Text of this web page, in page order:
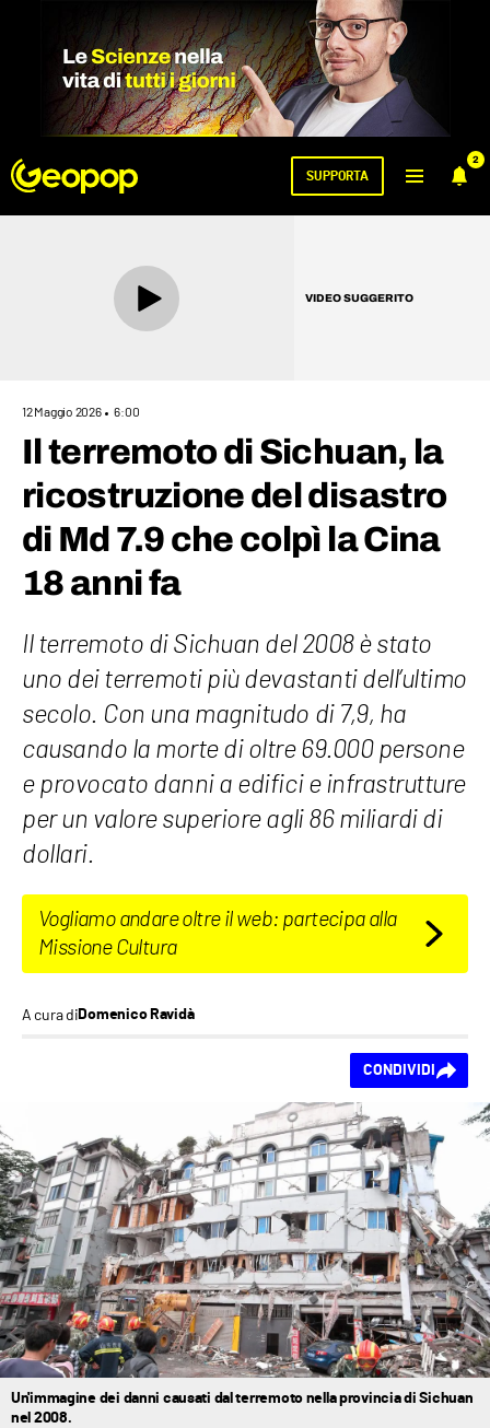
2
SUPPORTA
VIDEO SUGGERITO
12 Maggio 2026 6:00
Il terremoto di Sichuan, la
ricostruzione del disastro
di Md 7.9 che colpì la Cina
18 anni fa
Il terremoto di Sichuan del 2008 è stato
uno dei terremoti più devastanti dell’ultimo
secolo. Con una magnitudo di 7,9, ha
causando la morte di oltre 69.000 persone
e provocato danni a edifici e infrastrutture
per un valore superiore agli 86 miliardi di
dollari.
Vogliamo andare oltre il web: partecipa alla
Missione Cultura
A cura diDomenico Ravidà
CONDIVIDI
Un'immagine dei danni causati dal terremoto nella provincia di Sichuan
nel 2008.